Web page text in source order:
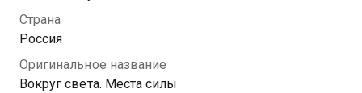
Места силы вы можете совершенно бесплатно в
хорошем HD качестве на Казахтелеком
Страна
Россия
Оригинальное название
Вокруг света. Места силы